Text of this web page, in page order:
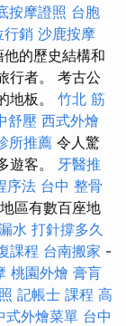
按摩證照 台胞
行銷 沙鹿按摩
的歷史結構和
行者。 考古公
地板。 竹北 筋
舒壓 西式外燴
所推薦 令人驚
遊客。 牙醫推
序法 台中 整骨
區有數百座地
水 打針撐多久
課程 台南搬家 -
桃園外燴 膏肓
記帳士 課程 高
式外燴菜單 台中